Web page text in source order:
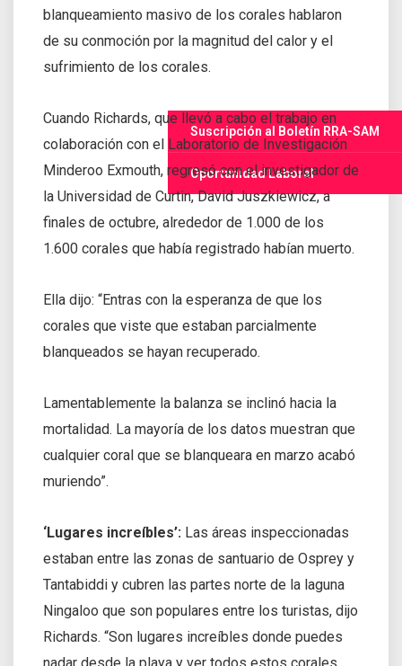
blanqueamiento masivo de los corales hablaron
de su conmoción por la magnitud del calor y el
sufrimiento de los corales.
Cuando Richards, que llevó a cabo el trabajo en
colaboración con el Laboratorio de Investigación
Minderoo Exmouth, regresó con el investigador de
la Universidad de Curtin, David Juszkiewicz, a
finales de octubre, alrededor de 1.000 de los
1.600 corales que había registrado habían muerto.
Ella dijo: “Entras con la esperanza de que los
corales que viste que estaban parcialmente
blanqueados se hayan recuperado.
Lamentablemente la balanza se inclinó hacia la
mortalidad. La mayoría de los datos muestran que
cualquier coral que se blanqueara en marzo acabó
muriendo”.
‘Lugares increíbles’: Las áreas inspeccionadas
estaban entre las zonas de santuario de Osprey y
Tantabiddi y cubren las partes norte de la laguna
Ningaloo que son populares entre los turistas, dijo
Richards. “Son lugares increíbles donde puedes
Suscripción al Boletín RRA-SAM
Oportunidad Laboral